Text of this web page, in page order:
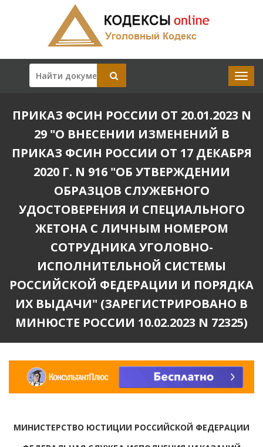
ПРИКАЗ ФСИН РОССИИ ОТ 20.01.2023 N
29 "О ВНЕСЕНИИ ИЗМЕНЕНИЙ В
ПРИКАЗ ФСИН РОССИИ ОТ 17 ДЕКАБРЯ
2020 Г. N 916 "ОБ УТВЕРЖДЕНИИ
ОБРАЗЦОВ СЛУЖЕБНОГО
УДОСТОВЕРЕНИЯ И СПЕЦИАЛЬНОГО
ЖЕТОНА С ЛИЧНЫМ НОМЕРОМ
СОТРУДНИКА УГОЛОВНО-
ИСПОЛНИТЕЛЬНОЙ СИСТЕМЫ
РОССИЙСКОЙ ФЕДЕРАЦИИ И ПОРЯДКА
ИХ ВЫДАЧИ" (ЗАРЕГИСТРИРОВАНО В
МИНЮСТЕ РОССИИ 10.02.2023 N 72325)
МИНИСТЕРСТВО ЮСТИЦИИ РОССИЙСКОЙ ФЕДЕРАЦИИ